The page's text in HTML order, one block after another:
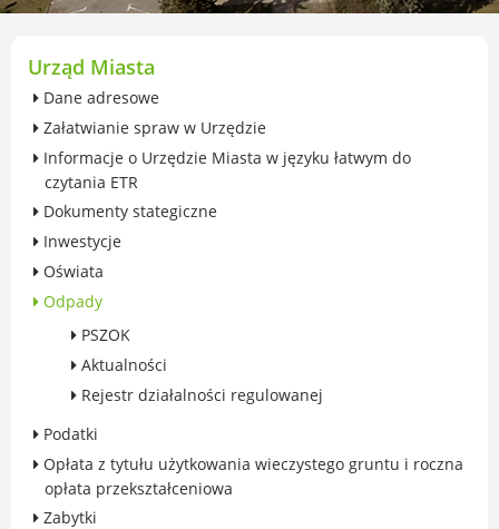
przekształceniowa
Ochrona środowiska
Edukacja ekologiczna
SZYKUJ SIĘ NA ZMIANY KLIMATU
Komunikacja miejska
Rolnictwo
Zwierzęta
Organizacje pozarządowe
Duża Rodzina
Konsultacje społeczne i ewaluacje
Luboński Budżet Obywatelski
Fundusze UE i krajowe
GKRPA/Centrum Wsparcia i Pomocy
Urząd Miasta
Dane adresowe
Załatwianie spraw w Urzędzie
Informacje o Urzędzie Miasta w języku łatwym do
czytania ETR
Dokumenty stategiczne
Inwestycje
Oświata
Odpady
PSZOK
Aktualności
Rejestr działalności regulowanej
Podatki
Opłata z tytułu użytkowania wieczystego gruntu i roczna
opłata przekształceniowa
Zabytki